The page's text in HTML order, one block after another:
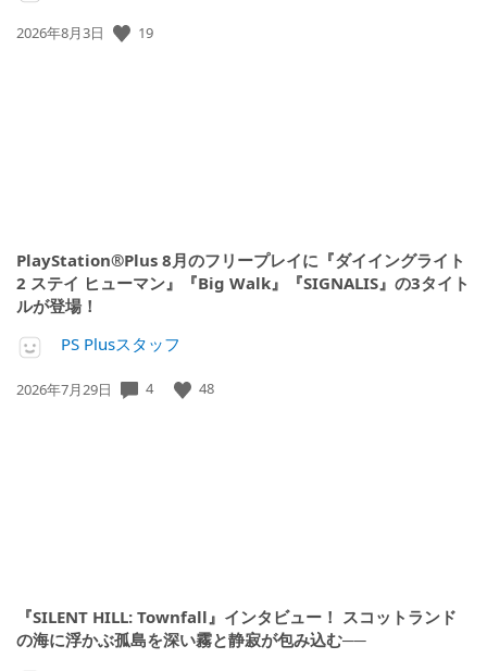
公
2026年8月3日 19
PlayStation®Plus 8月のフリープレイに『ダイイングライト
2 ステイ ヒューマン』『Big Walk』『SIGNALIS』の3タイト
ルが登場！
PS Plusスタッフ
公
2026年7月29日 4 48
『SILENT HILL: Townfall』インタビュー！ スコットランド
の海に浮かぶ孤島を深い霧と静寂が包み込む──